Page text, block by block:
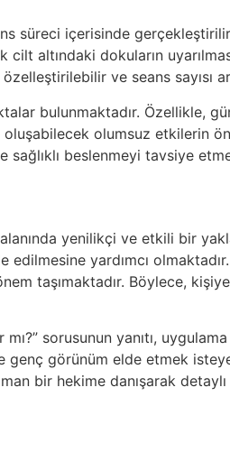
içerisinde gerçekleştirilir.
altındaki dokuların
ve seans sayısı
bulunmaktadır. Özellikle,
olumsuz etkilerin
sağlıklı beslenmeyi tavsiye
yenilikçi ve etkili bir
edilmesine yardımcı
taşımaktadır. Böylece,
sorusunun yanıtı,
genç görünüm elde etmek
bir hekime danışarak